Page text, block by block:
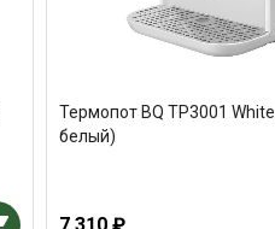
Термопот BQ TP3001
белый)